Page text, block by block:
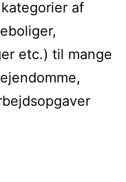
af
etc.) til mange